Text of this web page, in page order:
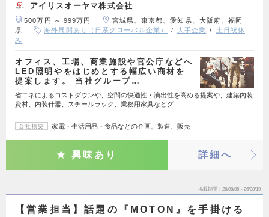
アイリスオーヤマ株式会社
500万円 ～ 999万円
宮城県、東京都、愛知県、大阪府、福岡
県
海外展開あり（日系グローバル企業） 大手企業
土日祝休
み
オフィス、工場、商業施設や官公庁などへ
LED照明やをはじめとする幅広い商材を
提案します。 当社グループ…
省エネによるコストダウンや、空間の快適性・演出性を高める提案や、建築内装
資材、内装什器、スチールラック、業務用家具などグ…
会社概要 家電・生活用品・食品などの企画、製造、販売
興味あり 詳細へ
掲載期間 26/08/06～26/08/19
【営業担当】話題の『MOTON』を手掛ける